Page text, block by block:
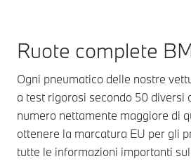
Ruote complete
Ogni pneumatico delle nostre
a test rigorosi secondo 50 diversi
numero nettamente maggiore di
ottenere la marcatura EU per gli
tutte le informazioni importanti